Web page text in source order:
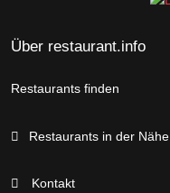
Über restaurant.info
Restaurants finden
Restaurants in der Nähe
Kontakt